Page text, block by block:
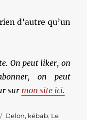
d’autre qu’un
On peut liker, on
on peut
sur mon site ici.
Étiquettes
Delon, kébab, Le